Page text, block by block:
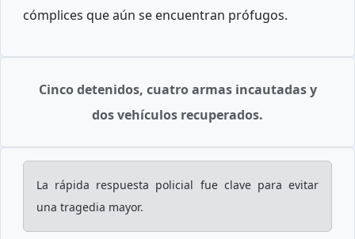
cómplices que aún se encuentran prófugos.
Cinco detenidos, cuatro armas incautadas y
dos vehículos recuperados.
La rápida respuesta policial fue clave para evitar
una tragedia mayor.